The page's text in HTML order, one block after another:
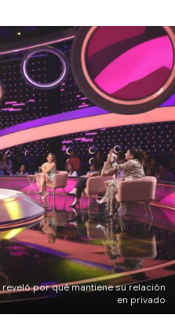
por qué mantiene su relación
en privado